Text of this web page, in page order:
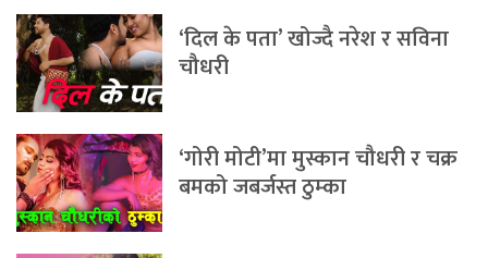
‘दिल के पता’ खोज्दै नरेश र सविना
चौधरी
‘गोरी मोटी’मा मुस्कान चौधरी र चक्र
बमको जबर्जस्त ठुम्का